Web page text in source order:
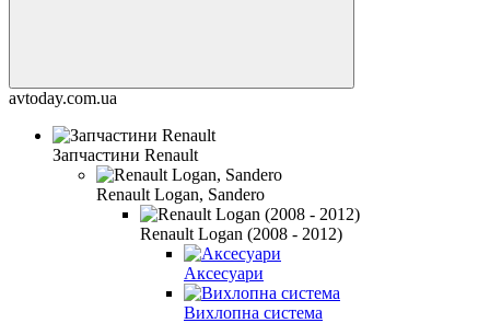
avtoday.com.ua
Запчастини Renault
Renault Logan, Sandero
Renault Logan (2008 - 2012)
Аксесуари
Вихлопна система